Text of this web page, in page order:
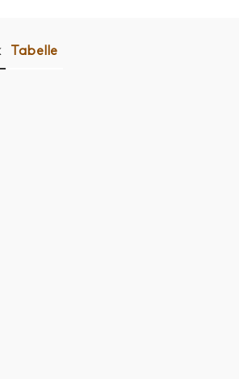
Tabelle